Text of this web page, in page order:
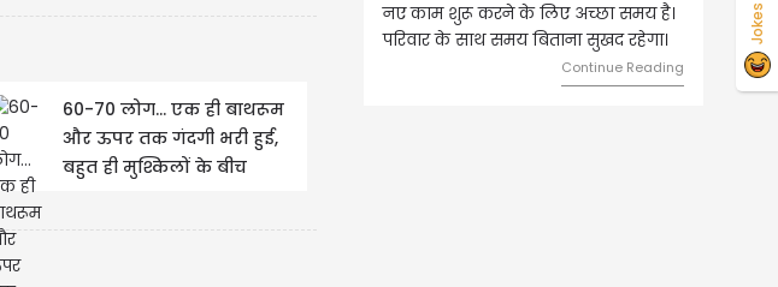
60-70 लोग… एक ही बाथरूम
और ऊपर तक गंदगी भरी हुई,
बहुत ही मुश्किलों के बीच
लिए शुभ रहने वाला है। धन और नौकरी के
मामलों में सफलता मिलेगी। मित्रों से
मेलजोल बढ़ेगा। आर्थिक निवेश सोच-
Jokes